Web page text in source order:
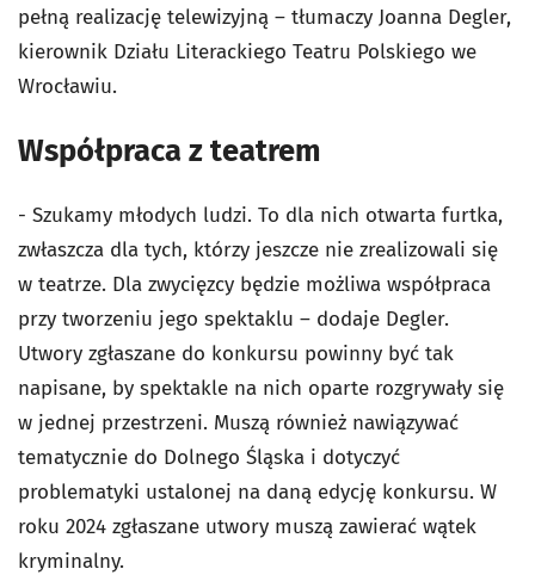
pełną realizację telewizyjną – tłumaczy Joanna Degler,
kierownik Działu Literackiego Teatru Polskiego we
Wrocławiu.
Współpraca z teatrem
- Szukamy młodych ludzi. To dla nich otwarta furtka,
zwłaszcza dla tych, którzy jeszcze nie zrealizowali się
w teatrze. Dla zwycięzcy będzie możliwa współpraca
przy tworzeniu jego spektaklu – dodaje Degler.
Utwory zgłaszane do konkursu powinny być tak
napisane, by spektakle na nich oparte rozgrywały się
w jednej przestrzeni. Muszą również nawiązywać
tematycznie do Dolnego Śląska i dotyczyć
problematyki ustalonej na daną edycję konkursu. W
roku 2024 zgłaszane utwory muszą zawierać wątek
kryminalny.